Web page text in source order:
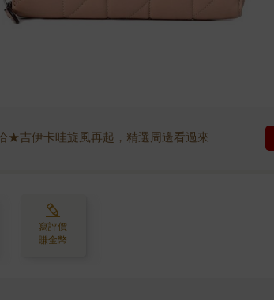
★吉伊卡哇旋風再起，精選周邊看過來
寫評價
賺金幣